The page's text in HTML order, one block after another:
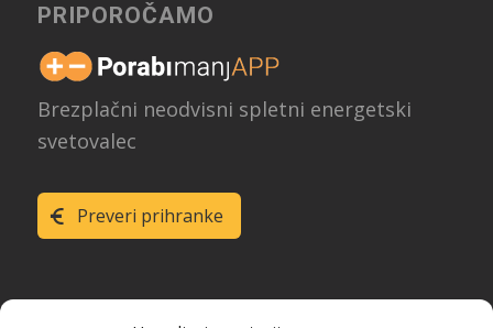
PRIPOROČAMO
Brezplačni neodvisni spletni energetski
svetovalec
Preveri prihranke